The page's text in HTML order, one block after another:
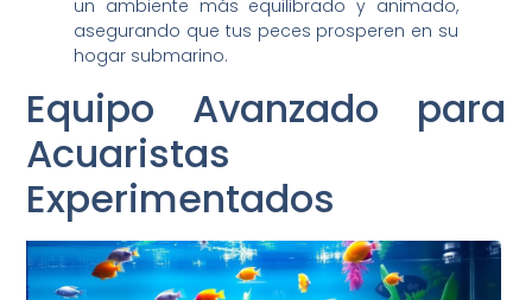
un ambiente más equilibrado y animado,
asegurando que tus peces prosperen en su
hogar submarino.
Equipo Avanzado para
Acuaristas
Experimentados